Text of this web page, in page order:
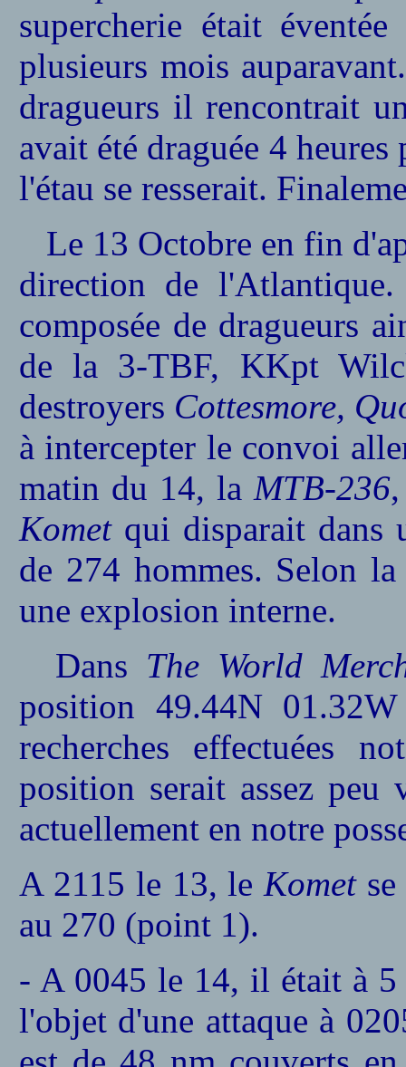
supercherie était
plusieurs mois
dragueurs il rencontrait
avait été draguée 4
l'étau se resserait.
Le 13 Octobre en fin
direction de
composée de dragueurs
de la 3-TBF, KKpt
destroyers Cottesmore,
à intercepter le convoi
matin du 14, la MTB-236
Kometqui disparait dans
de 274 hommes. Selon
une explosion interne.
Dans The World
position 49.44N
recherches effectuées
position serait assez peu
actuellement en notre
A 2115 le 13, le Kometse
au 270 (point 1).
- A 0045 le 14, il était à
l'objet d'une attaque à